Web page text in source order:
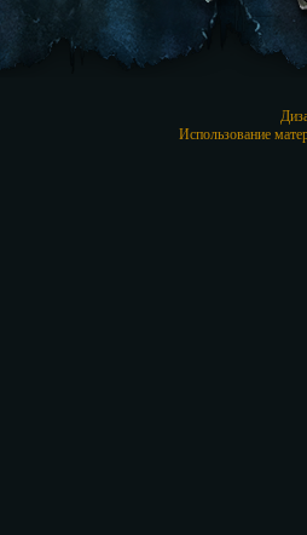
Использование